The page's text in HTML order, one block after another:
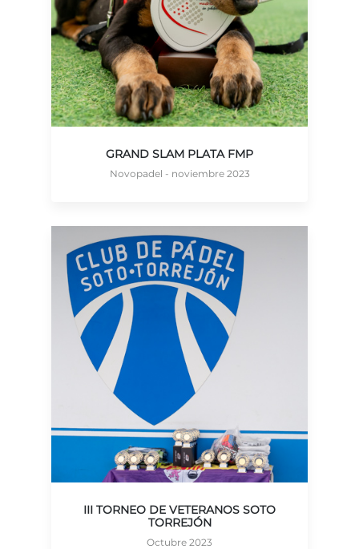
GRAND SLAM PLATA FMP
Novopadel - noviembre 2023
III TORNEO DE VETERANOS SOTO
TORREJÓN
Octubre 2023